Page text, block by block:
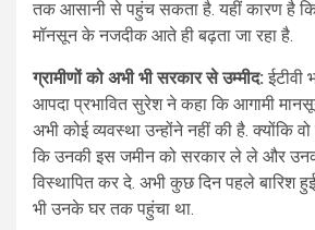
तक आसानी से पहुंच सकता है. यहीं कारण है कि
मॉनसून के नजदीक आते ही बढ़ता जा रहा है.
ग्रामीणों को अभी भी सरकार से उम्मीद: ईटीवी
आपदा प्रभावित सुरेश ने कहा कि आगामी
अभी कोई व्यवस्था उन्होंने नहीं की है. क्योंकि
कि उनकी इस जमीन को सरकार ले ले और
विस्थापित कर दे. अभी कुछ दिन पहले बारिश हुई
भी उनके घर तक पहुंचा था.